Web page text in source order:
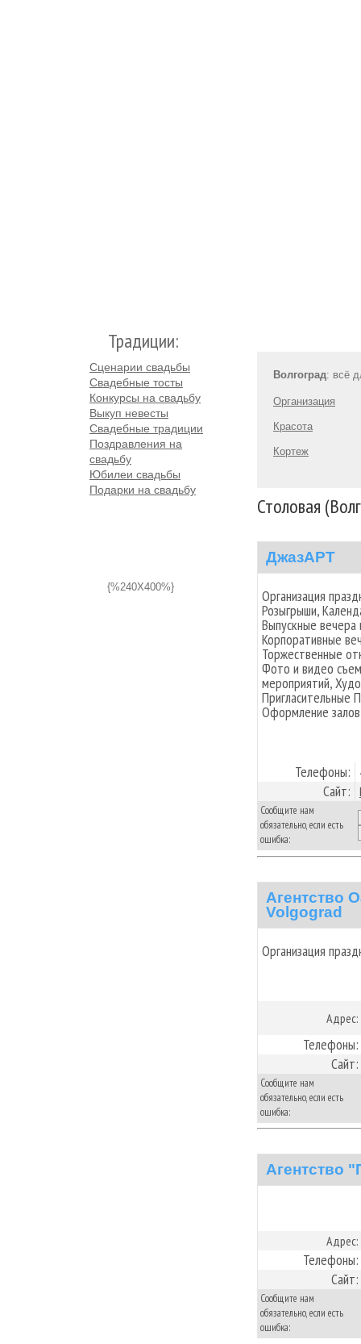
Традиции:
Сценарии свадьбы
Свадебные тосты
Конкурсы на свадьбу
Выкуп невесты
Свадебные традиции
Поздравления на
свадьбу
Юбилеи свадьбы
Подарки на свадьбу
{%240X400%}
Волгоград: всё
Организация
Красота
Кортеж
Столовая
ДжазАРТ
Организация
Розыгрыши,
Выпускные
Корпоративные
Торжественные
Фото и видео
мероприятий,
Пригласительные
Оформление
Телефоны:
Сайт:
Сообщите нам
обязательно, если есть
ошибка:
Агентство
Volgograd
Организация
Адрес:
Телефоны:
Сайт:
Сообщите нам
обязательно, если есть
ошибка:
Агентство
Адрес:
Телефоны:
Сайт:
Сообщите нам
обязательно, если есть
ошибка: